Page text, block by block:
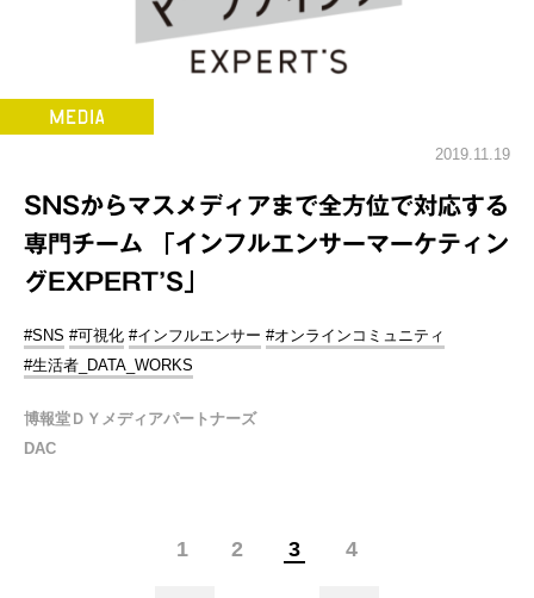
2019.11.19
SNSからマスメディアまで全方位で対応する
専門チーム 「インフルエンサーマーケティン
グEXPERT’S」
#SNS #可視化 #インフルエンサー #オンラインコミュニティ
#生活者_DATA_WORKS
博報堂ＤＹメディアパートナーズ
DAC
1 2 3 4